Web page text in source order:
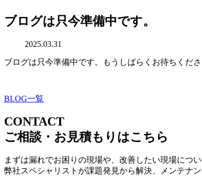
ブログは只今準備中です。
2025.03.31
ブログは只今準備中です。もうしばらくお待ちくださ
BLOG一覧
CONTACT
ご相談・お見積もりはこちら
まずは漏れでお困りの現場や、改善したい現場につ
弊社スペシャリストが課題発見から解決、メンテナ